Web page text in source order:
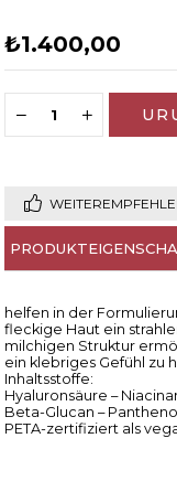
₺1.400,00
helfen in der
fleckige Haut ein
milchigen Struktur
ein klebriges Gefühl zu
Inhaltsstoffe:
Hyaluronsäure –
Beta-Glucan –
PETA-zertifiziert als